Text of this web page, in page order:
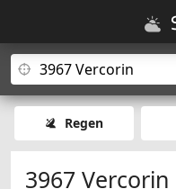
Regen
3967 Vercorin